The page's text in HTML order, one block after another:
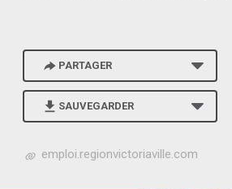
PARTAGER
SAUVEGARDER
h
emploi.regionvictoriaville.com